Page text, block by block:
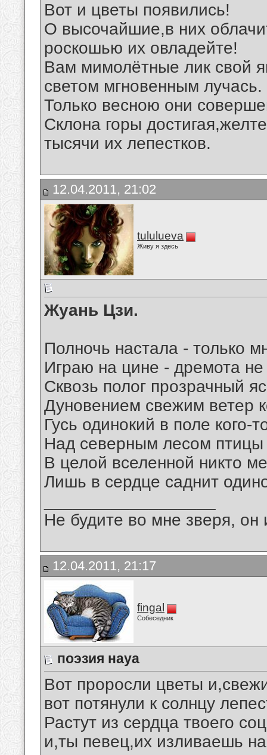
Вот и цветы появились!
О высочайшие,в них
роскошью их овладейте!
Вам мимолётные лик свой
светом мгновенным лучась.
Только весною они
Склона горы
тысячи их лепестков.
12.04.2011, 21:02
tululueva
Живу я здесь
Жуань Цзи.
Полночь настала - только
Играю на цине - дремота
Сквозь полог прозрачный
Дуновением свежим ветер
Гусь одинокий в поле кого-
Над северным лесом птицы
В целой вселенной никто
Лишь в сердце саднит
Не будите во мне зверя, он
12.04.2011, 21:17
fingal
Собеседник
поэзия науа
Вот проросли цветы
вот потянули к солнцу
Растут из сердца твоего
и,ты певец,их изливаешь